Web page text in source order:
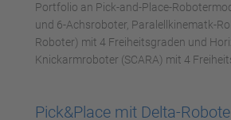
Portfolio an Pick-and-Place-
und 6-Achsroboter, Paralellkinematk-
Roboter) mit 4 Freiheitsgraden und
Knickarmroboter (SCARA) mit 4
Pick&Place mit Delta-